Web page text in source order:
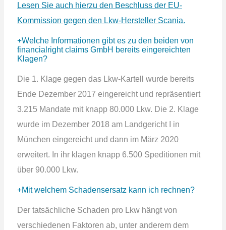
Lesen Sie auch hierzu den Beschluss der EU-
Kommission gegen den Lkw-Hersteller Scania.
Welche Informationen gibt es zu den beiden von
financialright claims GmbH bereits eingereichten
Klagen?
Die 1. Klage gegen das Lkw-Kartell wurde bereits
Ende Dezember 2017 eingereicht und repräsentiert
3.215 Mandate mit knapp 80.000 Lkw. Die 2. Klage
wurde im Dezember 2018 am Landgericht I in
München eingereicht und dann im März 2020
erweitert. In ihr klagen knapp 6.500 Speditionen mit
über 90.000 Lkw.
Mit welchem Schadensersatz kann ich rechnen?
Der tatsächliche Schaden pro Lkw hängt von
verschiedenen Faktoren ab, unter anderem dem